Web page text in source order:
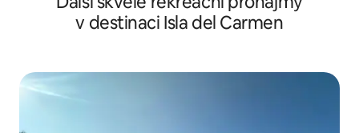
v destinaci Isla del Carmen